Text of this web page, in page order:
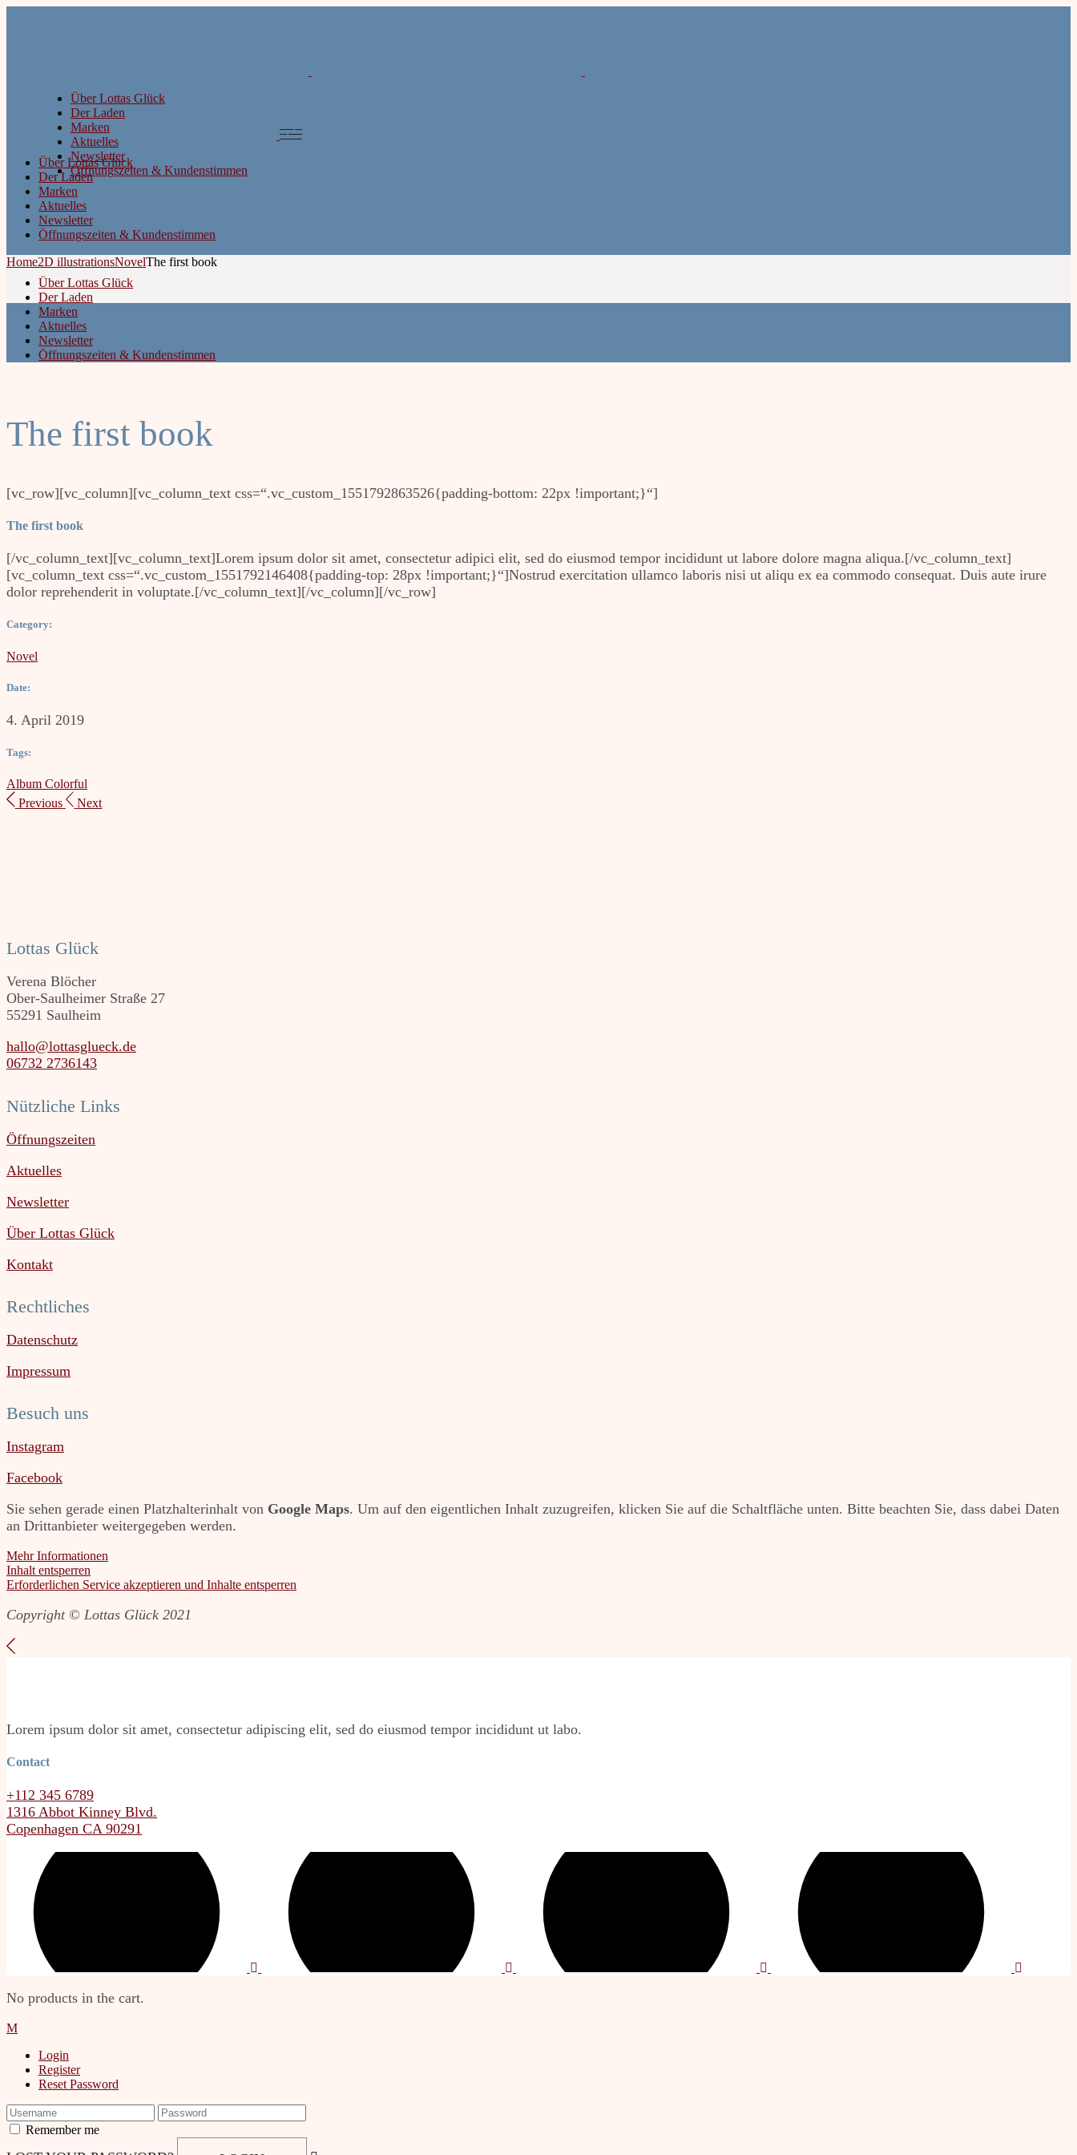
Über Lottas Glück
Der Laden
Marken
Aktuelles
Newsletter
Öffnungszeiten & Kundenstimmen
Über Lottas Glück
Der Laden
Marken
Aktuelles
Newsletter
Öffnungszeiten & Kundenstimmen
Über Lottas Glück
Der Laden
Marken
Aktuelles
Newsletter
Öffnungszeiten & Kundenstimmen
Home2D illustrationsNovelThe first book
The first book
[vc_row][vc_column][vc_column_text css=“.vc_custom_1551792863526{padding-bottom: 22px !important;}“]
The first book
[/vc_column_text][vc_column_text]Lorem ipsum dolor sit amet, consectetur adipici elit, sed do eiusmod tempor incididunt ut labore dolore magna aliqua.[/vc_column_text]
[vc_column_text css=“.vc_custom_1551792146408{padding-top: 28px !important;}“]Nostrud exercitation ullamco laboris nisi ut aliqu ex ea commodo consequat. Duis aute irure
dolor reprehenderit in voluptate.[/vc_column_text][/vc_column][/vc_row]
Category:
Novel
Date:
4. April 2019
Tags:
Album Colorful
Previous
Next
Lottas Glück
Verena Blöcher
Ober-Saulheimer Straße 27
55291 Saulheim
hallo@lottasglueck.de
06732 2736143
Nützliche Links
Öffnungszeiten
Aktuelles
Newsletter
Über Lottas Glück
Kontakt
Rechtliches
Datenschutz
Impressum
Besuch uns
Instagram
Facebook
Sie sehen gerade einen Platzhalterinhalt von Google Maps. Um auf den eigentlichen Inhalt zuzugreifen, klicken Sie auf die Schaltfläche unten. Bitte beachten Sie, dass dabei Daten
an Drittanbieter weitergegeben werden.
Mehr Informationen
Inhalt entsperren
Erforderlichen Service akzeptieren und Inhalte entsperren
Copyright © Lottas Glück 2021
Lorem ipsum dolor sit amet, consectetur adipiscing elit, sed do eiusmod tempor incididunt ut labo.
Contact
+112 345 6789
1316 Abbot Kinney Blvd.
Copenhagen CA 90291
No products in the cart.
Login
Register
Reset Password
Remember me